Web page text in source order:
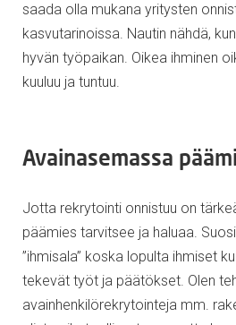
saada olla mukana yritysten
kasvutarinoissa. Nautin nähdä,
hyvän työpaikan. Oikea ihminen
kuuluu ja tuntuu.
Avainasemassa
Jotta rekrytointi onnistuu on
päämies tarvitsee ja haluaa.
”ihmisala” koska lopulta ihmiset
tekevät työt ja päätökset. Olen
avainhenkilörekrytointeja mm.